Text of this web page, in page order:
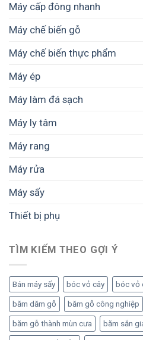
Máy cấp đông nhanh
Máy chế biến gỗ
Máy chế biến thực phẩm
Máy ép
Máy làm đá sạch
Máy ly tâm
Máy rang
Máy rửa
Máy sấy
Thiết bị phụ
TÌM KIẾM THEO GỢI Ý
Bán máy sấy bóc vỏ cây bóc vỏ
băm dăm gỗ băm gỗ công nghiệp
băm gỗ thành mùn cưa băm sắn